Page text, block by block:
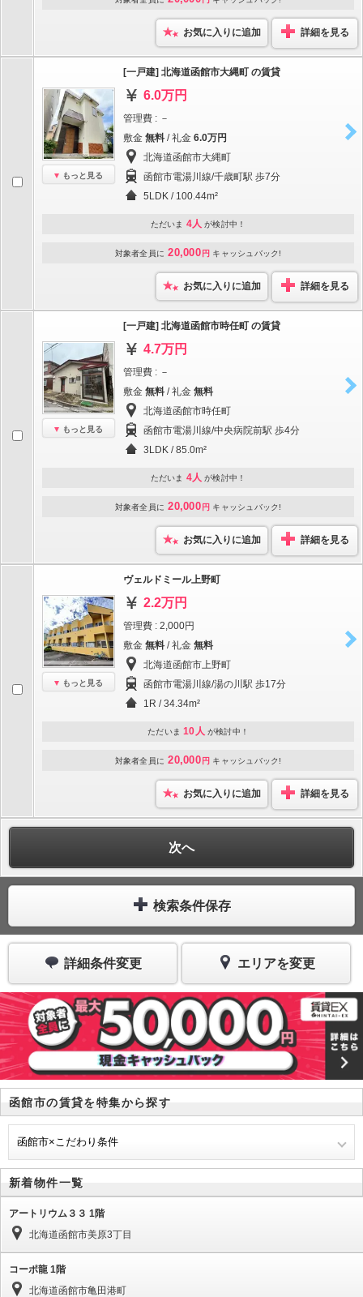
お気に入りに追加 詳細を見る
もっと見る
[一戸建] 北海道函館市大縄町 の賃貸
6.0万円
管理費 : －
敷金 無料 / 礼金 6.0万円
北海道函館市大縄町
函館市電湯川線/千歳町駅 歩7分
5LDK / 100.44m²
ただいま 4人 が検討中！
対象者全員に 20,000 円 キャッシュバック!
お気に入りに追加 詳細を見る
もっと見る
[一戸建] 北海道函館市時任町 の賃貸
4.7万円
管理費 : －
敷金 無料 / 礼金 無料
北海道函館市時任町
函館市電湯川線/中央病院前駅 歩4分
3LDK / 85.0m²
ただいま 4人 が検討中！
対象者全員に 20,000 円 キャッシュバック!
お気に入りに追加 詳細を見る
もっと見る
ヴェルドミール上野町
2.2万円
管理費 : 2,000円
敷金 無料 / 礼金 無料
北海道函館市上野町
函館市電湯川線/湯の川駅 歩17分
1R / 34.34m²
ただいま 10人 が検討中！
対象者全員に 20,000 円 キャッシュバック!
お気に入りに追加 詳細を見る
次へ
検索条件保存
詳細条件変更 エリアを変更
函館市の賃貸を特集から探す
函館市×こだわり条件
新着物件一覧
アートリウム３３ 1階
北海道函館市美原3丁目
コーポ龍 1階
北海道函館市亀田港町